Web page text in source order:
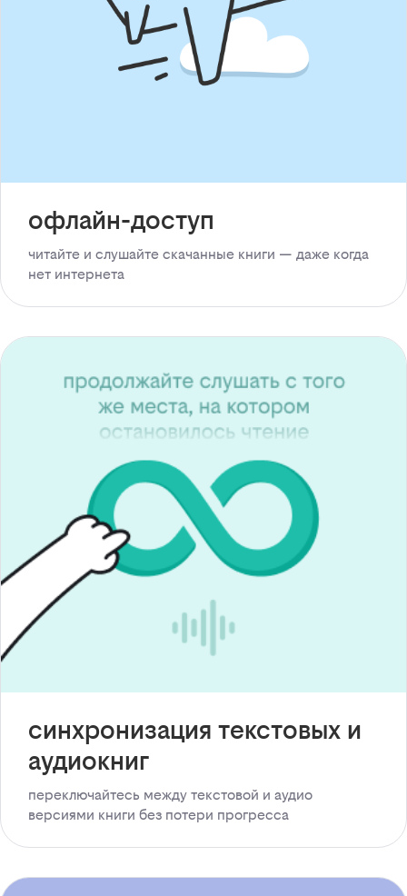
офлайн-доступ
читайте и слушайте скачанные книги — даже когда
нет интернета
синхронизация текстовых и
аудиокниг
переключайтесь между текстовой и аудио
версиями книги без потери прогресса